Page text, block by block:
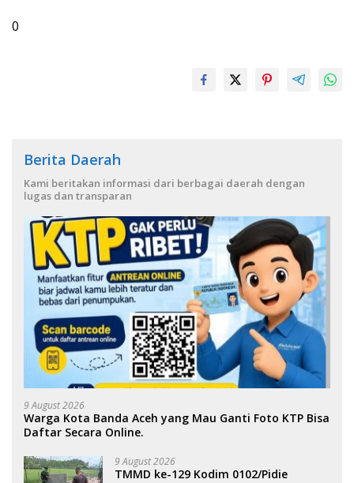
0
Berita Daerah
Kami beritakan informasi dari berbagai daerah dengan
lugas dan transparan
9 August 2026
Warga Kota Banda Aceh yang Mau Ganti Foto KTP Bisa
Daftar Secara Online.
9 August 2026
TMMD ke-129 Kodim 0102/Pidie